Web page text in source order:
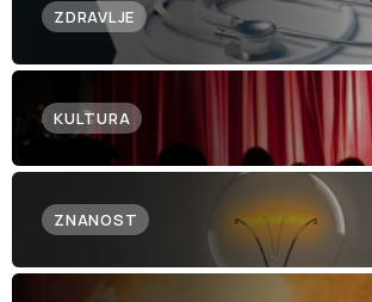
ZDRAVLJE
KULTURA
ZNANOST